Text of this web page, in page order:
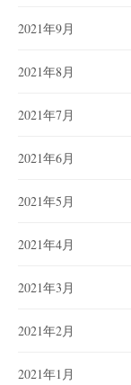
2021年9月
2021年8月
2021年7月
2021年6月
2021年5月
2021年4月
2021年3月
2021年2月
2021年1月